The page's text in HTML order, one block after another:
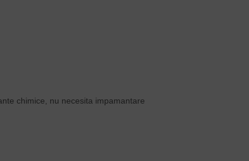
chimice, nu necesita impamantare